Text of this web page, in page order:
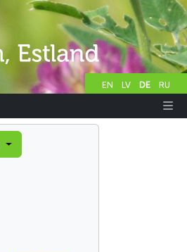
EN LV DE RU